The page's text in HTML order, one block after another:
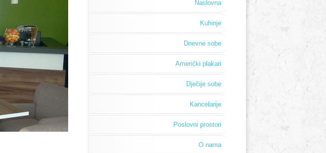
Naslovna
Kuhinje
Dnevne sobe
Američki plakari
Dječije sobe
Kancelarije
Poslovni prostori
O nama